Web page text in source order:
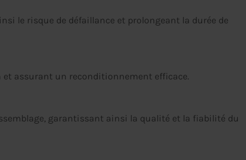
le risque de défaillance et prolongeant la durée de
assurant un reconditionnement efficace.
garantissant ainsi la qualité et la fiabilité du